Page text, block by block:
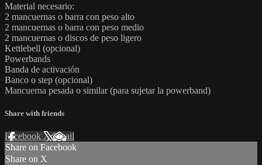
Material necesario:
2 mancuernas o barra con peso alto
2 mancuernas o barra con peso medio
2 mancuernas o discos de peso ligero
Kettlebell (opcional)
Powerbands
Banda de activación
Banco o step (opcional)
Mancuerna pesada o similar (para sujetar la powerband)
Share with friends
Facebook XEmail
Share on Facebook
Share on X